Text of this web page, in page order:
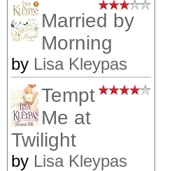
Married by
Morning
by Lisa Kleypas
Tempt
Me at
Twilight
by Lisa Kleypas